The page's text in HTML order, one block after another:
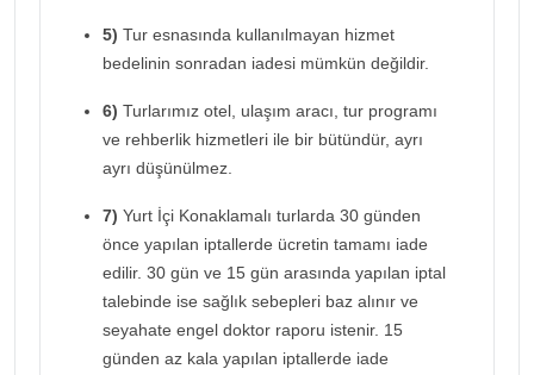
5) Tur esnasında kullanılmayan hizmet
bedelinin sonradan iadesi mümkün değildir.
6) Turlarımız otel, ulaşım aracı, tur programı
ve rehberlik hizmetleri ile bir bütündür, ayrı
ayrı düşünülmez.
7) Yurt İçi Konaklamalı turlarda 30 günden
önce yapılan iptallerde ücretin tamamı iade
edilir. 30 gün ve 15 gün arasında yapılan iptal
talebinde ise sağlık sebepleri baz alınır ve
seyahate engel doktor raporu istenir. 15
günden az kala yapılan iptallerde iade